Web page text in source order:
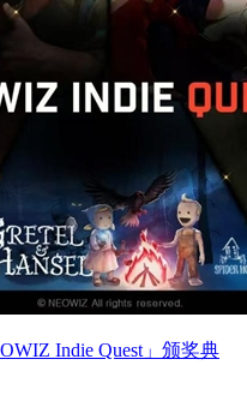
Indie Quest」颁奖典